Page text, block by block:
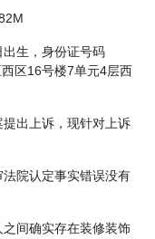
生，身份证号码
区16号楼7单元4层西
出上诉，现针对上诉
院认定事实错误没有
之间确实存在装修装饰